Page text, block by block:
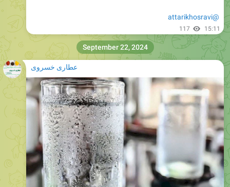
@attarikhosravi
117 15:11
عطاری خسروی
September 22, 2024